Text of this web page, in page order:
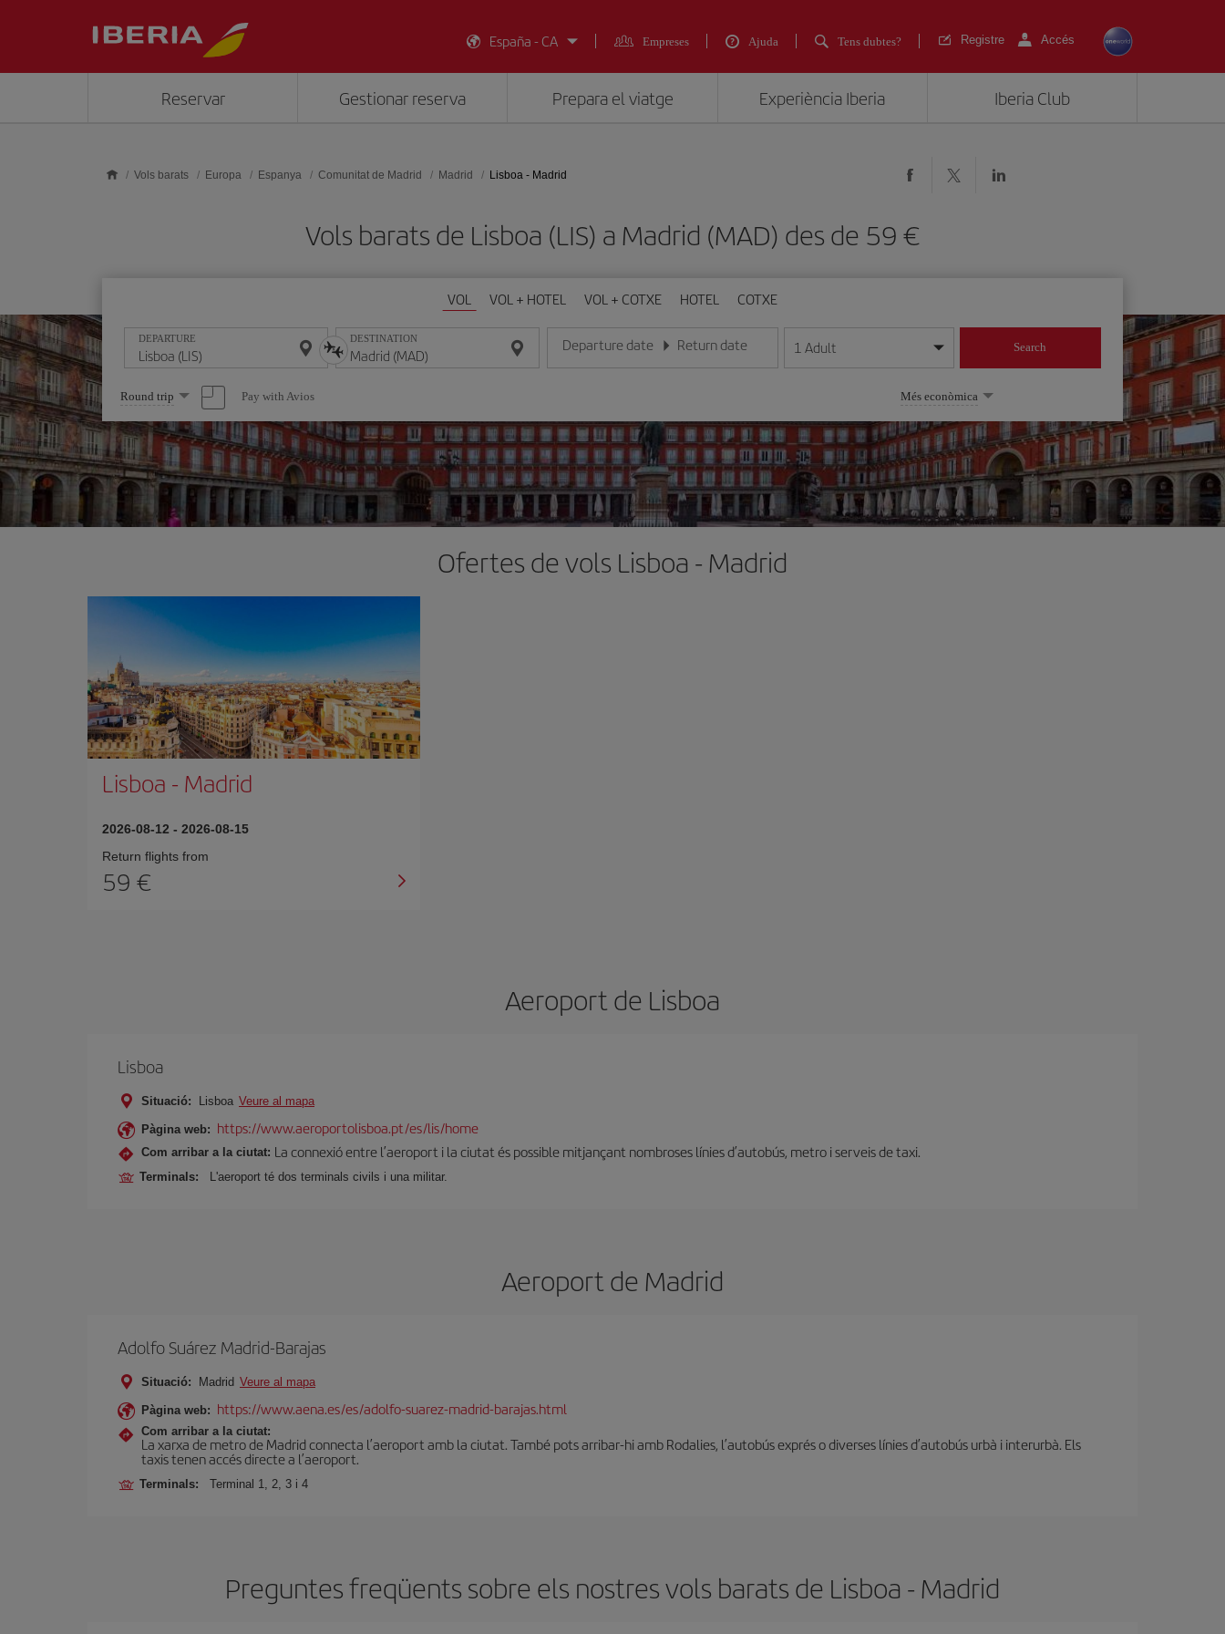
España - CA
Empreses Ajuda Tens dubtes? Registre Accés
Reservar Gestionar reserva Prepara el viatge Experiència Iberia Iberia Club
Vols barats Europa Espanya Comunitat de Madrid Madrid Lisboa - Madrid
Vols barats de Lisboa (LIS) a Madrid (MAD) des de 59
VOL VOL + HOTEL VOL + COTXE HOTEL COTXE
DEPARTURE DESTINATION Departure date
Introduce la fecha en format dia/mes/any
Return date
Introduce la fecha en format dia/mes/any
1 Adult Search
Select
one
option
Round trip Pay with Avios Més econòmica
Ofertes de vols Lisboa - Madrid
Lisboa - Madrid
2026-08-12 - 2026-08-15
Return flights from
59
Aeroport de Lisboa
Lisboa
Situació: Lisboa Veure al mapa
Pàgina web: https://www.aeroportolisboa.pt/es/lis/home
Com arribar a la ciutat: La connexió entre l’aeroport i la ciutat és possible mitjançant nombroses línies d’autobús, metro i serveis de taxi.
Terminals: L'aeroport té dos terminals civils i una militar.
Aeroport de Madrid
Adolfo Suárez Madrid-Barajas
Situació: Madrid Veure al mapa
Pàgina web: https://www.aena.es/es/adolfo-suarez-madrid-barajas.html
Com arribar a la ciutat:
La xarxa de metro de Madrid connecta l’aeroport amb la ciutat. També pots arribar-hi amb Rodalies, l’autobús exprés o diverses línies d’autobús urbà i interurbà. Els
taxis tenen accés directe a l’aeroport.
Terminals: Terminal 1, 2, 3 i 4
Preguntes freqüents sobre els nostres vols barats de Lisboa - Madrid